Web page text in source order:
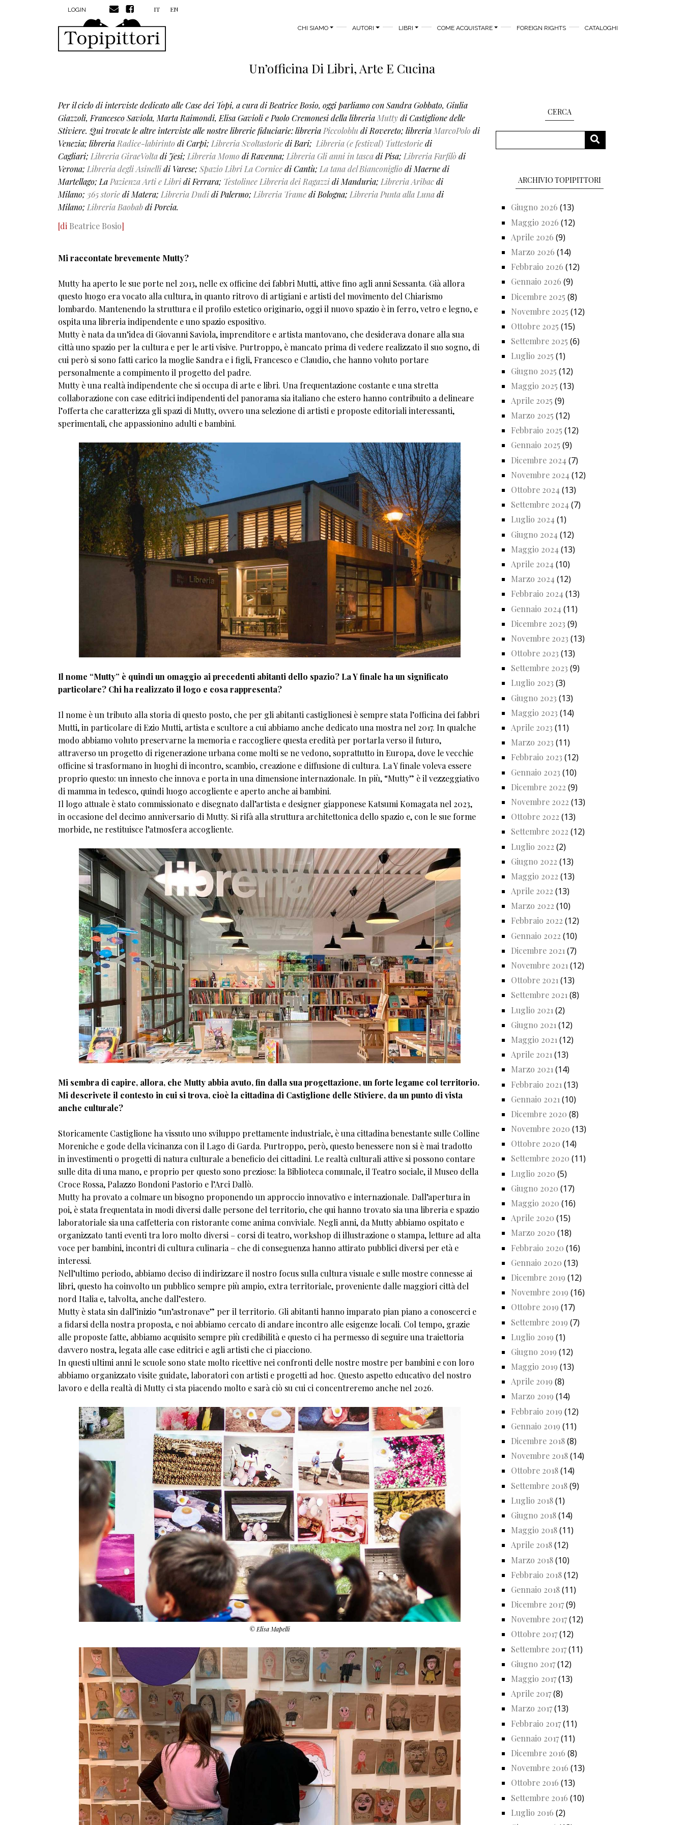
Salta al contenuto principale
MENU PROFILO UTENTE
LOGIN IT EN
MAIN MENU
CHI SIAMO AUTORI LIBRI COME ACQUISTARE FOREIGN RIGHTS CATALOGHI
Un’officina Di Libri, Arte E Cucina
Per il ciclo di interviste dedicato alle Case dei Topi, a cura di Beatrice Bosio, oggi parliamo conSandra Gobbato, Giulia
Giazzoli, Francesco Saviola, Marta Raimondi, Elisa Gavioli e Paolo Cremonesidella libreria Muttydi Castiglione delle
Stiviere. Qui trovate le altre interviste alle nostre librerie fiduciarie:libreria Piccoloblu di Rovereto; libreria MarcoPolo di
Venezia; libreria Radice-labirinto di Carpi; Libreria Svoltastoriedi Bari; Libreria (e festival) Tuttestoriedi
Cagliari; Libreria GiraeVoltadi Jesi; Libreria Momo di Ravenna; Libreria Gli anni in tascadi Pisa; Libreria Farfilò di
Verona; Libreria degli Asinellidi Varese; Spazio Libri La Cornicedi Cantù; La tana del Bianconiglio di Maerne di
Martellago; La Pazienza Arti e Libridi Ferrara; Testolinee Libreria dei Ragazzidi Manduria; Libreria Aribacdi
Milano; 365 storiedi Matera; Libreria Dudidi Palermo; Libreria Tramedi Bologna; Libreria Punta alla Lunadi
Milano; Libreria Baobabdi Porcia.
[di Beatrice Bosio]
Mi raccontate brevemente Mutty?
Mutty ha aperto le sue porte nel 2013, nelle ex officine dei fabbri Mutti, attive fino agli anni Sessanta. Già allora
questo luogo era vocato alla cultura, in quanto ritrovo di artigiani e artisti del movimento del Chiarismo
lombardo. Mantenendo la struttura e il profilo estetico originario, oggi il nuovo spazio è in ferro, vetro e legno, e
ospita una libreria indipendente e uno spazio espositivo.
Mutty è nata da un’idea di Giovanni Saviola, imprenditore e artista mantovano, che desiderava donare alla sua
città uno spazio per la cultura e per le arti visive. Purtroppo, è mancato prima di vedere realizzato il suo sogno, di
cui però si sono fatti carico la moglie Sandra e i figli, Francesco e Claudio, che hanno voluto portare
personalmente a compimento il progetto del padre.
Mutty è una realtà indipendente che si occupa di arte e libri. Una frequentazione costante e una stretta
collaborazione con case editrici indipendenti del panorama sia italiano che estero hanno contribuito a delineare
l’offerta che caratterizza gli spazi di Mutty, ovvero una selezione di artisti e proposte editoriali interessanti,
sperimentali, che appassionino adulti e bambini.
Il nome “Mutty” è quindi un omaggio ai precedenti abitanti dello spazio? La Y finale ha un significato
particolare? Chi ha realizzato il logo e cosa rappresenta?
Il nome è un tributo alla storia di questo posto, che per gli abitanti castiglionesi è sempre stata l’officina dei fabbri
Mutti, in particolare di Ezio Mutti, artista e scultore a cui abbiamo anche dedicato una mostra nel 2017. In qualche
modo abbiamo voluto preservarne la memoria e raccogliere questa eredità per portarla verso il futuro,
attraverso un progetto di rigenerazione urbana come molti se ne vedono, soprattutto in Europa, dove le vecchie
officine si trasformano in luoghi di incontro, scambio, creazione e diffusione di cultura. La Y finale voleva essere
proprio questo: un innesto che innova e porta in una dimensione internazionale. In più, “Mutty” è il vezzeggiativo
di mamma in tedesco, quindi luogo accogliente e aperto anche ai bambini.
Il logo attuale è stato commissionato e disegnato dall’artista e designer giapponese Katsumi Komagata nel 2023,
in occasione del decimo anniversario di Mutty. Si rifà alla struttura architettonica dello spazio e, con le sue forme
morbide, ne restituisce l’atmosfera accogliente.
Mi sembra di capire, allora, che Mutty abbia avuto, fin dalla sua progettazione, un forte legame col territorio.
Mi descrivete il contesto in cui si trova, cioè la cittadina di Castiglione delle Stiviere, da un punto di vista
anche culturale?
Storicamente Castiglione ha vissuto uno sviluppo prettamente industriale, è una cittadina benestante sulle Colline
Moreniche e gode della vicinanza con il Lago di Garda. Purtroppo, però, questo benessere non si è mai tradotto
in investimenti o progetti di natura culturale a beneficio dei cittadini. Le realtà culturali attive si possono contare
sulle dita di una mano, e proprio per questo sono preziose: la Biblioteca comunale, il Teatro sociale, il Museo della
Croce Rossa, Palazzo Bondoni Pastorio e l’Arci Dallò.
Mutty ha provato a colmare un bisogno proponendo un approccio innovativo e internazionale. Dall’apertura in
poi, è stata frequentata in modi diversi dalle persone del territorio, che qui hanno trovato sia una libreria e spazio
laboratoriale sia una caffetteria con ristorante come anima conviviale. Negli anni, da Mutty abbiamo ospitato e
organizzato tanti eventi tra loro molto diversi – corsi di teatro, workshop di illustrazione o stampa, letture ad alta
voce per bambini, incontri di cultura culinaria – che di conseguenza hanno attirato pubblici diversi per età e
interessi.
Nell’ultimo periodo, abbiamo deciso di indirizzare il nostro focus sulla cultura visuale e sulle mostre connesse ai
libri, questo ha coinvolto un pubblico sempre più ampio, extra territoriale, proveniente dalle maggiori città del
nord Italia e, talvolta, anche dall’estero.
Mutty è stata sin dall’inizio “un’astronave” per il territorio. Gli abitanti hanno imparato pian piano a conoscerci e
a fidarsi della nostra proposta, e noi abbiamo cercato di andare incontro alle esigenze locali. Col tempo, grazie
alle proposte fatte, abbiamo acquisito sempre più credibilità e questo ci ha permesso di seguire una traiettoria
davvero nostra, legata alle case editrici e agli artisti che ci piacciono.
In questi ultimi anni le scuole sono state molto ricettive nei confronti delle nostre mostre per bambini e con loro
abbiamo organizzato visite guidate, laboratori con artisti e progetti ad hoc. Questo aspetto educativo del nostro
lavoro e della realtà di Mutty ci sta piacendo molto e sarà ciò su cui ci concentreremo anche nel 2026.
© Elisa Mapelli
CERCA
CERCA
ARCHIVIO TOPIPITTORI
Giugno 2026 (13)
Maggio 2026 (12)
Aprile 2026 (9)
Marzo 2026 (14)
Febbraio 2026 (12)
Gennaio 2026 (9)
Dicembre 2025 (8)
Novembre 2025 (12)
Ottobre 2025 (15)
Settembre 2025 (6)
Luglio 2025 (1)
Giugno 2025 (12)
Maggio 2025 (13)
Aprile 2025 (9)
Marzo 2025 (12)
Febbraio 2025 (12)
Gennaio 2025 (9)
Dicembre 2024 (7)
Novembre 2024 (12)
Ottobre 2024 (13)
Settembre 2024 (7)
Luglio 2024 (1)
Giugno 2024 (12)
Maggio 2024 (13)
Aprile 2024 (10)
Marzo 2024 (12)
Febbraio 2024 (13)
Gennaio 2024 (11)
Dicembre 2023 (9)
Novembre 2023 (13)
Ottobre 2023 (13)
Settembre 2023 (9)
Luglio 2023 (3)
Giugno 2023 (13)
Maggio 2023 (14)
Aprile 2023 (11)
Marzo 2023 (11)
Febbraio 2023 (12)
Gennaio 2023 (10)
Dicembre 2022 (9)
Novembre 2022 (13)
Ottobre 2022 (13)
Settembre 2022 (12)
Luglio 2022 (2)
Giugno 2022 (13)
Maggio 2022 (13)
Aprile 2022 (13)
Marzo 2022 (10)
Febbraio 2022 (12)
Gennaio 2022 (10)
Dicembre 2021 (7)
Novembre 2021 (12)
Ottobre 2021(13)
Settembre 2021(8)
Luglio 2021 (2)
Giugno 2021 (12)
Maggio 2021 (12)
Aprile 2021 (13)
Marzo 2021(14)
Febbraio 2021 (13)
Gennaio 2021 (10)
Dicembre 2020 (8)
Novembre 2020 (13)
Ottobre 2020 (14)
Settembre 2020 (11)
Luglio 2020 (5)
Giugno 2020 (17)
Maggio 2020 (16)
Aprile 2020 (15)
Marzo 2020 (18)
Febbraio 2020 (16)
Gennaio 2020 (13)
Dicembre 2019 (12)
Novembre 2019 (16)
Ottobre 2019 (17)
Settembre 2019 (7)
Luglio 2019 (1)
Giugno 2019 (12)
Maggio 2019 (13)
Aprile 2019 (8)
Marzo 2019 (14)
Febbraio 2019 (12)
Gennaio 2019 (11)
Dicembre 2018(8)
Novembre 2018(14)
Ottobre 2018(14)
Settembre 2018(9)
Luglio 2018(1)
Giugno 2018(14)
Maggio 2018(11)
Aprile 2018(12)
Marzo 2018(10)
Febbraio 2018(12)
Gennaio 2018(11)
Dicembre 2017(9)
Novembre 2017(12)
Ottobre 2017(12)
Settembre 2017(11)
Giugno 2017(12)
Maggio 2017(13)
Aprile 2017(8)
Marzo 2017(13)
Febbraio 2017(11)
Gennaio 2017(11)
Dicembre 2016 (8)
Novembre 2016 (13)
Ottobre 2016 (13)
Settembre 2016 (10)
Luglio 2016 (2)